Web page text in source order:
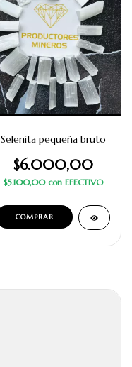
Selenita pequeña bruto
$6.000,00
$5.100,00 con EFECTIVO